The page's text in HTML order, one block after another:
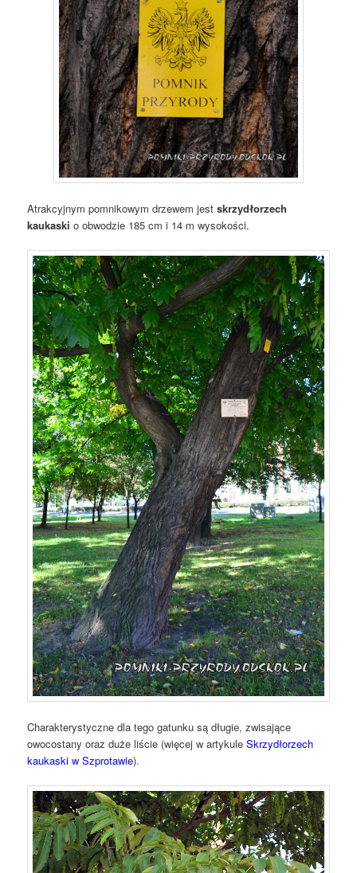
Atrakcyjnym pomnikowym drzewem jestskrzydłorzech
kaukaski o obwodzie 185 cm i 14 m wysokości.
Charakterystyczne dla tego gatunku są długie, zwisające
owocostany oraz duże liście (więcej w artykuleSkrzydłorzech
kaukaski w Szprotawie).